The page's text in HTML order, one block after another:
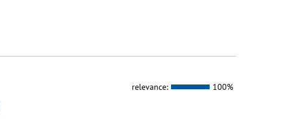
relevance: 100%